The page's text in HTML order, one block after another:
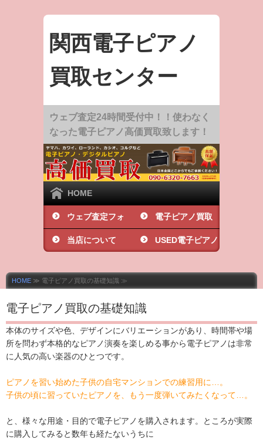
関西電子ピアノ
買取センター
ウェブ査定24時間受付中！！使わなく
なった電子ピアノ高価買取致します！
HOME
ウェブ査定フォ
ーム
電子ピアノ買取
の基礎知識
当店について USED電子ピアノ
らでもご相談
HOME ≫ 電子ピアノ買取の基礎知識 ≫
電子ピアノ買取の基礎知識
本体のサイズや色、デザインにバリエーションがあり、時間帯や場
所を問わず本格的なピアノ演奏を楽しめる事から電子ピアノは非常
に人気の高い楽器のひとつです。
ピアノを習い始めた子供の自宅マンションでの練習用に…。
子供の頃に習っていたピアノを、もう一度弾いてみたくなって…。
と、様々な用途・目的で電子ピアノを購入されます。ところが実際
に購入してみると数年も経たないうちに